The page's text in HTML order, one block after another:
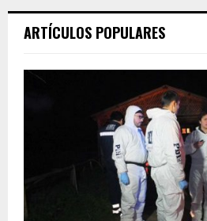
ARTÍCULOS POPULARES